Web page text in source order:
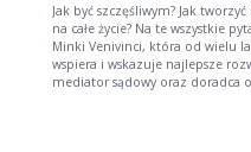
Jak być szczęśliwym? Jak
na całe życie? Na te wszystkie
Minki Venivinci, która od wielu
wspiera i wskazuje najlepsze rozwiązania. Minka Venivinci-
mediator sądowy oraz doradca